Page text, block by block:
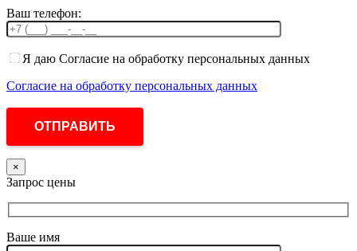
Ваш телефон:
Я даю Согласие на обработку персональных данных
Согласие на обработку персональных данных
×
Запрос цены
Ваше имя